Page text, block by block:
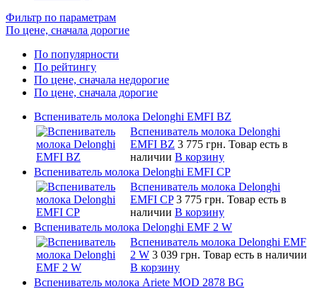
Фильтр по параметрам
По цене, сначала дорогие
По популярности
По рейтингу
По цене, сначала недорогие
По цене, сначала дорогие
Вспениватель молока Delonghi EMFI BZ
Вспениватель молока Delonghi
EMFI BZ 3 775 грн. Товар есть в
наличии В корзину
Вспениватель молока Delonghi EMFI CP
Вспениватель молока Delonghi
EMFI CP 3 775 грн. Товар есть в
наличии В корзину
Вспениватель молока Delonghi EMF 2 W
Вспениватель молока Delonghi EMF
2 W 3 039 грн. Товар есть в наличии
В корзину
Вспениватель молока Ariete MOD 2878 BG